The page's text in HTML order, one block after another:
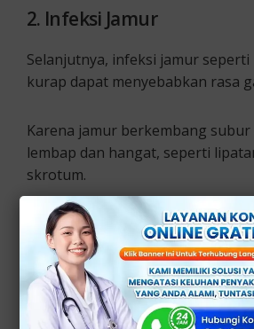
2. Infeksi Jamur
Selanjutnya, infeksi jamur seperti
kurap dapat menyebabkan rasa
Karena jamur berkembang subur
lembap dan hangat, seperti
skrotum.
3. Infeksi Bakteri
Infeksi bakteri, seperti folikel
terinfeksi atau infeksi kulit
menyebabkan sensasi gatal